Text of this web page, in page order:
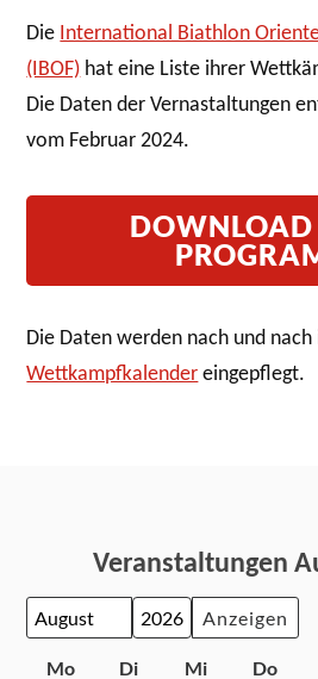
Die International Biathlon
(IBOF) hat eine Liste ihrer
Die Daten der Vernastaltungen
vom Februar 2024.
Die Daten werden nach und nach
Wettkampfkalender eingepflegt.
Veranstaltungen
Monat
Jahr
Mo
Di Mi Do